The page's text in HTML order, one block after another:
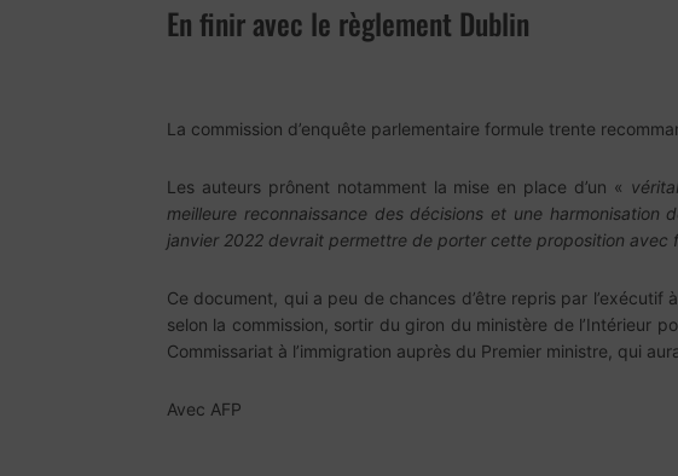
En finir avec le règlement Dublin
La commission d’enquête parlementaire formule trente
Les auteurs prônent notamment la mise en place d’un «
meilleure reconnaissance des décisions et une harmonisation
janvier 2022 devrait permettre de porter cette proposition avec
Ce document, qui a peu de chances d’être repris par
selon la commission, sortir du giron du ministère de l’Intérieur
Commissariat à l’immigration auprès du Premier ministre, qui
Avec AFP